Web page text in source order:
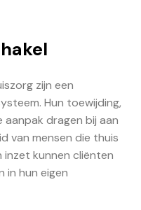
zijn een
Hun toewijding,
aanpak dragen bij aan
van mensen die thuis
inzet kunnen cliënten
in hun eigen